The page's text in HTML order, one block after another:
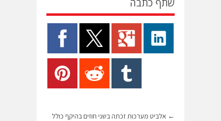
← אלביט מערכות זכתה בשני חוזים בהיקף כולל